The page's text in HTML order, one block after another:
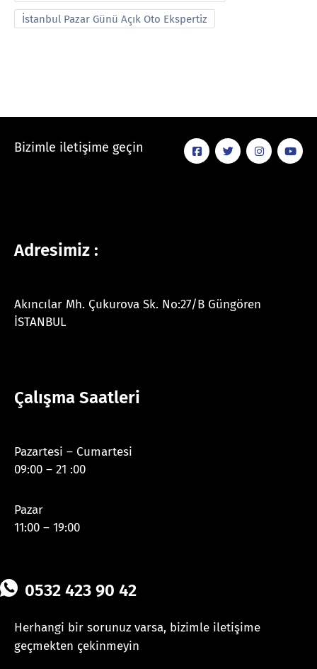
İstanbul Pazar Günü Açık Oto Ekspertiz
Bizimle iletişime geçin
Adresimiz :
Akıncılar Mh. Çukurova Sk. No:27/B Güngören
İSTANBUL
Çalışma Saatleri
Pazartesi – Cumartesi
09:00 – 21 :00
Pazar
11:00 – 19:00
0532 423 90 42
Herhangi bir sorunuz varsa, bizimle iletişime
geçmekten çekinmeyin